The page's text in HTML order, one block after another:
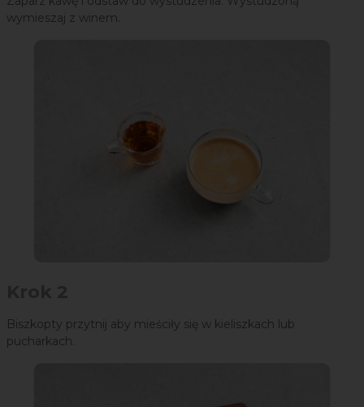
wymieszaj z winem.
Biszkopty przytnij aby mieściły się w kieliszkach lub
pucharkach.